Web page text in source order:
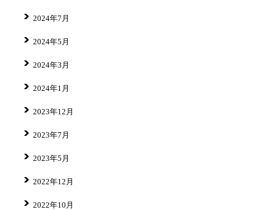
2024年7月
2024年5月
2024年3月
2024年1月
2023年12月
2023年7月
2023年5月
2022年12月
2022年10月